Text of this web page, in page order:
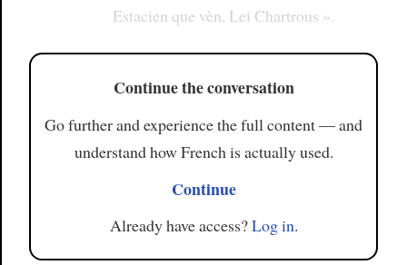
Estacien que vèn, Lei Chartrous ».
Continue the conversation
Go further and experience the full content — and
understand how French is actually used.
Continue
Already have access?Log in.